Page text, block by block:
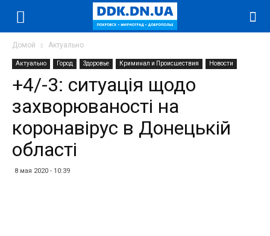
Домой Актуально
Актуально Город Здоровье Криминал и Происшествия Новости
+4/-3: ситуація щодо
захворюваності на
коронавірус в Донецькій
області
8 мая 2020 - 10:39